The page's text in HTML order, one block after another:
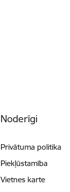
Noderīgi
Privātuma politika
Piekļūstamība
Vietnes karte